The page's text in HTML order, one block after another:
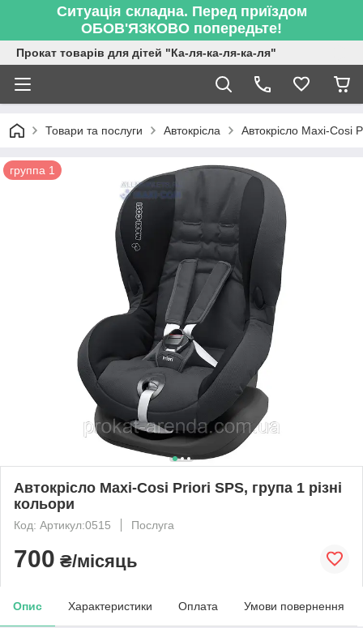
Ситуація складна. Перед приїздом
ОБОВ'ЯЗКОВО попередьте!
Прокат товарів для дітей "Ка-ля-ка-ля-ка-ля"
Товари та послуги Автокрісла Автокрісло Maxi-Cosi
группа 1
Автокрісло Maxi-Cosi Priori SPS, група 1 різні
кольори
Код: Артикул:0515 Послуга
700 ₴/місяць
Опис Характеристики Оплата Умови повернення